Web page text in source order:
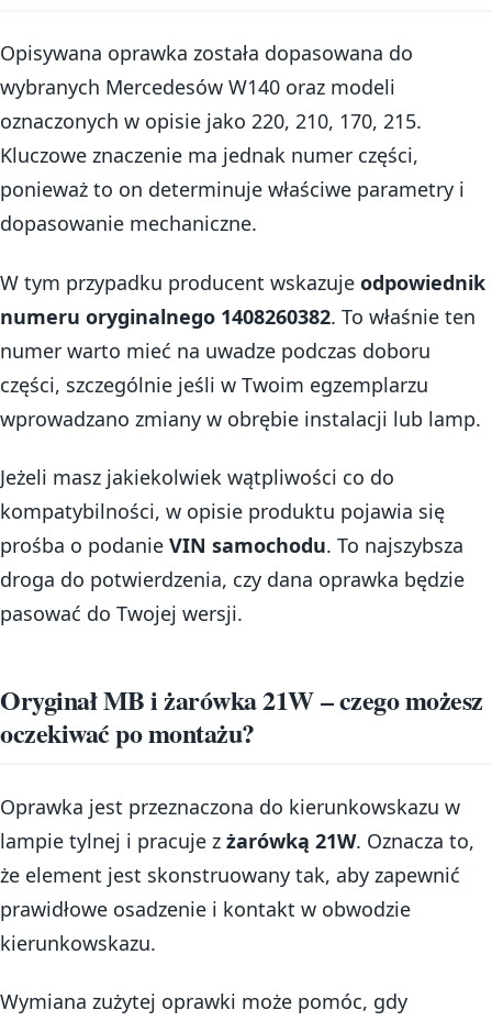
Opisywana oprawka została dopasowana do
wybranych Mercedesów W140 oraz modeli
oznaczonych w opisie jako 220, 210, 170, 215.
Kluczowe znaczenie ma jednak numer części,
ponieważ to on determinuje właściwe parametry i
dopasowanie mechaniczne.
W tym przypadku producent wskazuje odpowiednik
numeru oryginalnego 1408260382. To właśnie ten
numer warto mieć na uwadze podczas doboru
części, szczególnie jeśli w Twoim egzemplarzu
wprowadzano zmiany w obrębie instalacji lub lamp.
Jeżeli masz jakiekolwiek wątpliwości co do
kompatybilności, w opisie produktu pojawia się
prośba o podanie VIN samochodu. To najszybsza
droga do potwierdzenia, czy dana oprawka będzie
pasować do Twojej wersji.
Oryginał MB i żarówka 21W – czego możesz
oczekiwać po montażu?
Oprawka jest przeznaczona do kierunkowskazu w
lampie tylnej i pracuje z żarówką 21W. Oznacza to,
że element jest skonstruowany tak, aby zapewnić
prawidłowe osadzenie i kontakt w obwodzie
kierunkowskazu.
Wymiana zużytej oprawki może pomóc, gdy